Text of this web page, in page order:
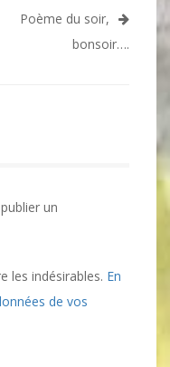
Poème du soir,
bonsoir….
un
les indésirables. En
de vos